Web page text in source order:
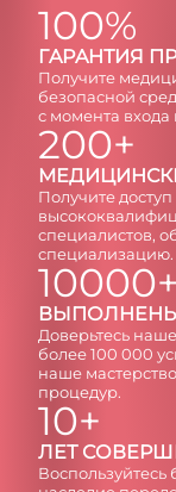
100%
ГAРAНТИЯ
Получите
безопасной
с момента
200+
Получите
специалистов,
специализацию.
10000+
Доверьтесь
более 100 000
наше
процедур.
10+
ЛЕТ